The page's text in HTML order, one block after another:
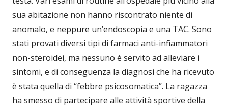
sua abitazione non hanno riscontrato niente di
anomalo, e neppure un’endoscopia e una TAC. Sono
stati provati diversi tipi di farmaci anti-infiammatori
non-steroidei, ma nessuno è servito ad alleviare i
sintomi, e di conseguenza la diagnosi che ha ricevuto
è stata quella di “febbre psicosomatica”. La ragazza
ha smesso di partecipare alle attività sportive della